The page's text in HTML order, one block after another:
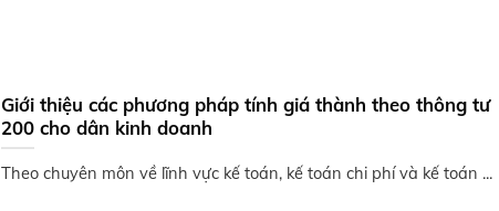
Giới thiệu các phương pháp tính giá thành theo thông tư
200 cho dân kinh doanh
Theo chuyên môn về lĩnh vực kế toán, kế toán chi phí và kế toán ...